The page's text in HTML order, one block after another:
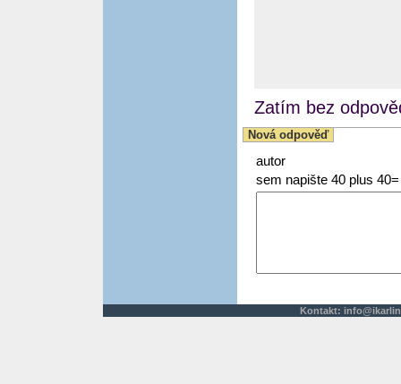
Zatím bez
Nová odpověď
autor
sem napište 40 plus 40=
Kontakt: